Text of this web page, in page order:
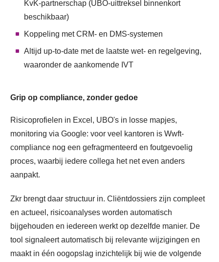
KvK-partnerschap (UBO-uittreksel binnenkort
beschikbaar)
Koppeling met CRM- en DMS-systemen
Altijd up-to-date met de laatste wet- en regelgeving,
waaronder de aankomende IVT
Grip op compliance, zonder gedoe
Risicoprofielen in Excel, UBO's in losse mapjes,
monitoring via Google: voor veel kantoren is Wwft-
compliance nog een gefragmenteerd en foutgevoelig
proces, waarbij iedere collega het net even anders
aanpakt.
Zkr brengt daar structuur in. Cliëntdossiers zijn compleet
en actueel, risicoanalyses worden automatisch
bijgehouden en iedereen werkt op dezelfde manier. De
tool signaleert automatisch bij relevante wijzigingen en
maakt in één oogopslag inzichtelijk bij wie de volgende